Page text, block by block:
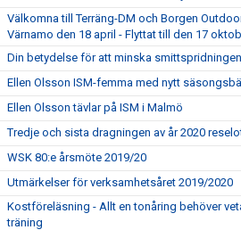
Välkomna till Terräng-DM och Borgen
Värnamo den 18 april - Flyttat till den 17
Din betydelse för att minska smittspridningen
Ellen Olsson ISM-femma med nytt
Ellen Olsson tävlar på ISM i Malmö
Tredje och sista dragningen av år 2020
WSK 80:e årsmöte 2019/20
Utmärkelser för verksamhetsåret 2019/2020
Kostföreläsning - Allt en tonåring behöver
träning